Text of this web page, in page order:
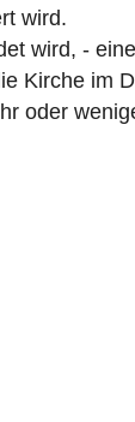
wird.
wird, -
Kirche im
oder